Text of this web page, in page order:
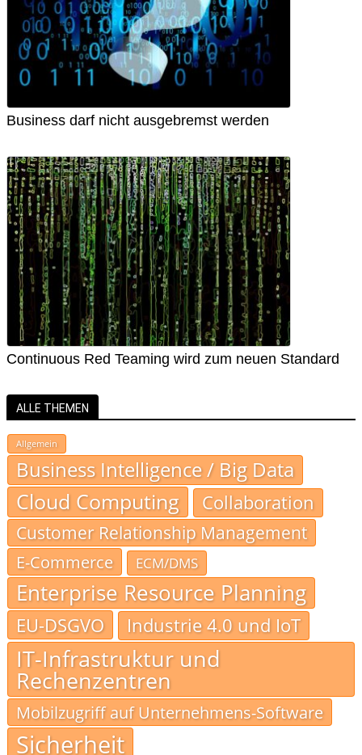
Business darf nicht ausgebremst werden
Continuous Red Teaming wird zum neuen Standard
ALLE THEMEN
Allgemein
Business Intelligence / Big Data
Cloud Computing Collaboration
Customer Relationship Management
E-Commerce
ECM/DMS
Enterprise Resource Planning
EU-DSGVO Industrie 4.0 und IoT
IT-Infrastruktur und
Rechenzentren
Mobilzugriff auf Unternehmens-Software
Sicherheit